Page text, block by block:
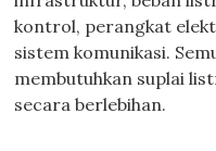
kontrol, perangkat
sistem komunikasi.
membutuhkan suplai
secara berlebihan.